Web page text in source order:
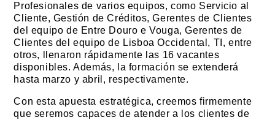
Profesionales de varios equipos, como Servicio al
Cliente, Gestión de Créditos, Gerentes de Clientes
del equipo de Entre Douro e Vouga, Gerentes de
Clientes del equipo de Lisboa Occidental, TI, entre
otros, llenaron rápidamente las 16 vacantes
disponibles. Además, la formación se extenderá
hasta marzo y abril, respectivamente.
Con esta apuesta estratégica, creemos firmemente
que seremos capaces de atender a los clientes de